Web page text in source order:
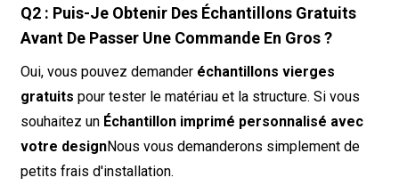
Q2 : Puis-Je Obtenir Des Échantillons Gratuits
Avant De Passer Une Commande En Gros ?
Oui, vous pouvez demander échantillons vierges
gratuits pour tester le matériau et la structure. Si vous
souhaitez un Échantillon imprimé personnalisé avec
votre designNous vous demanderons simplement de
petits frais d'installation.